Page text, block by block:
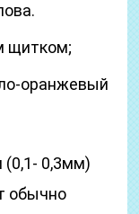
щитком;
оранжевый
(0,1- 0,3мм)
обычно